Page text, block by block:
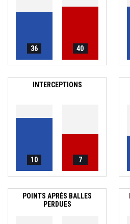
36 40
INTERCEPTIONS
10 7
POINTS APRÈS BALLES
PERDUES